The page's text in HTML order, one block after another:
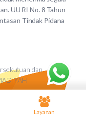
UU RI No. 8 Tahun
Tindak Pidana
dan
Layanan